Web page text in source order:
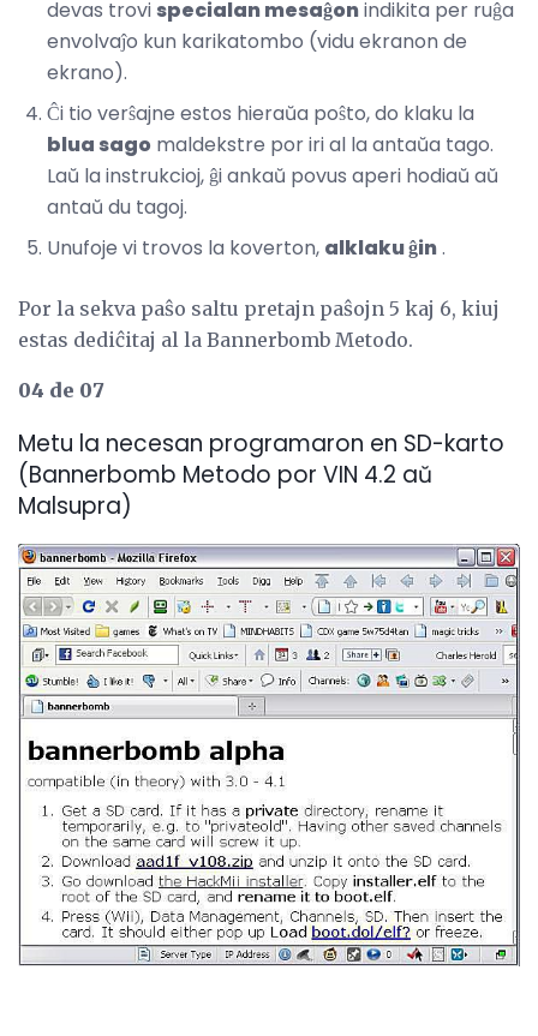
devas trovi specialan mesaĝonindikita per ruĝa
envolvaĵo kun karikatombo (vidu ekranon de
ekrano).
Ĉi tio verŝajne estos hieraŭa poŝto, do klaku la
blua sago maldekstre por iri al la antaŭa tago.
Laŭ la instrukcioj, ĝi ankaŭ povus aperi hodiaŭ aŭ
antaŭ du tagoj.
Unufoje vi trovos la koverton, alklaku ĝin.
Por la sekva paŝo saltu pretajn paŝojn 5 ​​kaj 6, kiuj
estas dediĉitaj al la Bannerbomb Metodo.
04 de 07
Metu la necesan programaron en SD-karto
(Bannerbomb Metodo por VIN 4.2 aŭ
Malsupra)